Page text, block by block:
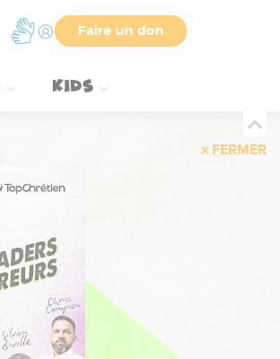
Faire un don
FERMER